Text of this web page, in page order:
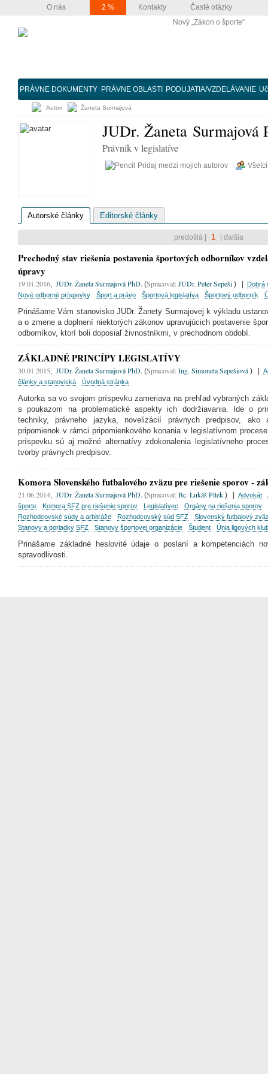
O nás 2 % Kontakty Časté otázky
Nový „Zákon o športe“
PRÁVNE DOKUMENTY PRÁVNE OBLASTI PODUJATIA/VZDELÁVANIE
Autori Žaneta Surmajová
JUDr. Žaneta Surmajová
Právnik v legislatíve
Pridaj medzi mojich autorov
Autorské články Editorské články
predošlá | 1 | ďalšia
Prechodný stav riešenia postavenia športových odborníkov
úpravy
19.01.2016, JUDr. Žaneta Surmajová PhD. (Spracoval:JUDr. Peter Sepeši )
Dobrá
Nové odborné príspevky
Šport a právo Športová legislatíva Športový odborník
Prinášame Vám stanovisko JUDr. Žanety Surmajovej k výkladu
a o zmene a doplnení niektorých zákonov upravujúcich postavenie
odborníkov, ktorí boli doposiaľ živnostníkmi, v prechodnom období.
ZÁKLADNÉ PRINCÍPY LEGISLATÍVY
30.01.2015, JUDr. Žaneta Surmajová PhD. (Spracoval:Ing. Simoneta Sepešiová )
články a stanoviská
Úvodná stránka
Autorka sa vo svojom príspevku zameriava na prehľad vybraných
s poukazom na problematické aspekty ich dodržiavania. Ide o
techniky, právneho jazyka, novelizácií právnych predpisov,
pripomienok v rámci pripomienkového konania v legislatívnom
príspevku sú aj možné alternatívy zdokonalenia legislatívneho
tvorby právnych predpisov.
Komora Slovenského futbalového zväzu pre riešenie sporov -
21.06.2014, JUDr. Žaneta Surmajová PhD. (Spracoval:Bc. Lukáš Pitek ) Advokát
športe
Komora SFZ pre riešenie sporov Legislatívec
Orgány na riešenia sporov
Rozhodcovské súdy a arbitráže
Rozhodcovský súd SFZ
Slovenský futbalový
Stanovy a poriadky SFZ
Stanovy športovej organizácie Študent Únia ligových
Prinášame základné heslovité údaje o poslaní a kompetenciách
spravodlivosti.